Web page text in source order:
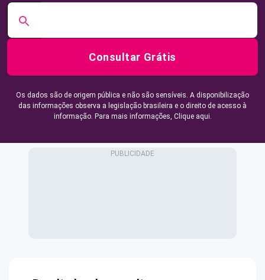
Consultar Grátis
Os dados são de origem pública e não são sensíveis. A disponibilização
das informações observa a legislação brasileira e o direito de acesso à
informação. Para mais informações, Clique aqui.